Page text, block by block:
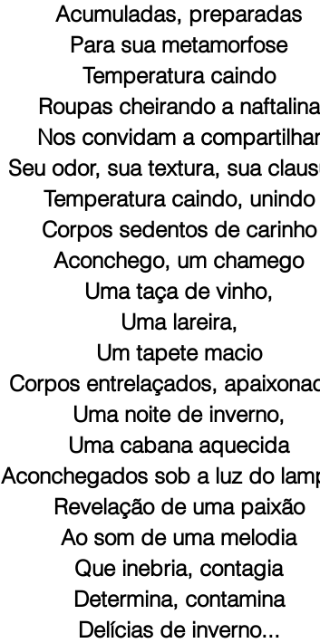
Acumuladas, preparadas
Para sua metamorfose
Temperatura caindo
Roupas cheirando a naftalina
Nos convidam a compartilhar
Seu odor, sua textura, sua
Temperatura caindo, unindo
Corpos sedentos de carinho
Aconchego, um chamego
Uma taça de vinho,
Uma lareira,
Um tapete macio
Corpos entrelaçados,
Uma noite de inverno,
Uma cabana aquecida
Aconchegados sob a luz do
Revelação de uma paixão
Ao som de uma melodia
Que inebria, contagia
Determina, contamina
Delícias de inverno...